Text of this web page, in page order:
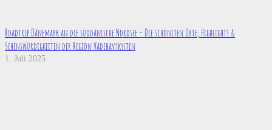
Roadtrip Dänemark an die süddänische Nordsee – Die schönsten Orte, Highlights &
Sehenswürdigkeiten der Region Vadehavskysten
1. Juli 2025